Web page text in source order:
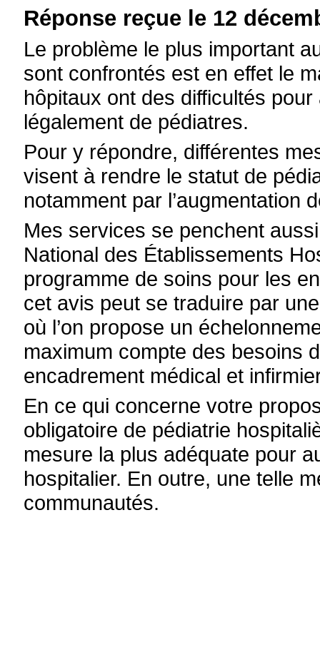
Réponse reçue le 12
Le problème le plus important
sont confrontés est en effet le
hôpitaux ont des difficultés
légalement de pédiatres.
Pour y répondre, différentes
visent à rendre le statut de
notamment par l’augmentation
Mes services se penchent
National des Établissements
programme de soins pour les
cet avis peut se traduire par
où l’on propose un
maximum compte des besoins
encadrement médical et
En ce qui concerne votre
obligatoire de pédiatrie
mesure la plus adéquate pour
hospitalier. En outre, une telle
communautés.